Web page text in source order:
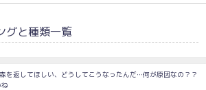
グと種類一覧
を返してほしい、どうしてこうなったんだ…何が原因なの？？